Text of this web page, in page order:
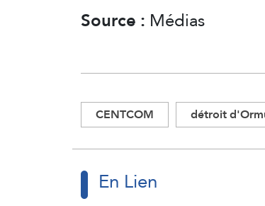
Source : Médias
CENTCOM détroit
En Lien